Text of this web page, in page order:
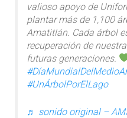
valioso apoyo de
plantar más de 1,100
Amatitlán. Cada árbol
recuperación de
futuras generaciones.
#UnÁrbolPorElLago
♬ sonido original –